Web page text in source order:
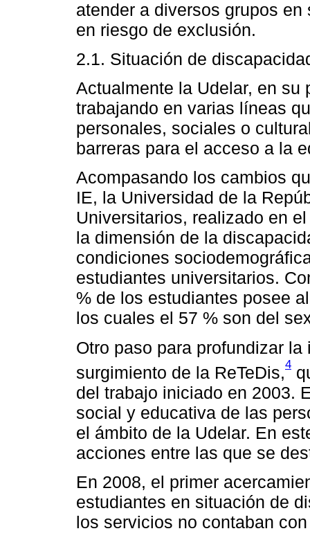
atender a diversos grupos
en riesgo de exclusión.
2.1. Situación de
Actualmente la Udelar, en su
trabajando en varias líneas
personales, sociales o
barreras para el acceso a la
Acompasando los cambios
IE, la Universidad de la
Universitarios, realizado en
la dimensión de la
condiciones
estudiantes universitarios.
% de los estudiantes posee
los cuales el 57 % son del
Otro paso para profundizar
surgimiento de la ReTeDis,4
del trabajo iniciado en 2003.
social y educativa de las
el ámbito de la Udelar. En
acciones entre las que se
En 2008, el primer
estudiantes en situación de
los servicios no contaban